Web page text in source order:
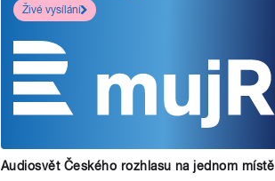
Živé vysílání
Audiosvět Českého rozhlasu na jednom místě